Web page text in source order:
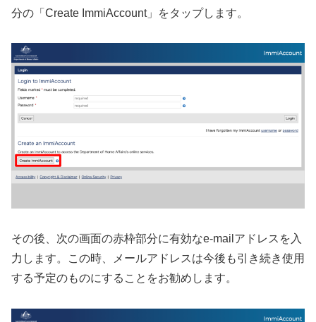
分の「Create ImmiAccount」をタップします。
その後、次の画面の赤枠部分に有効なe-mailアドレスを入
力します。この時、メールアドレスは今後も引き続き使用
する予定のものにすることをお勧めします。